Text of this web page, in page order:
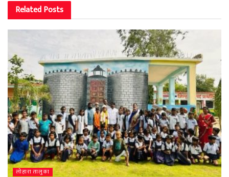
RelatedPosts
लोहारा तालुका